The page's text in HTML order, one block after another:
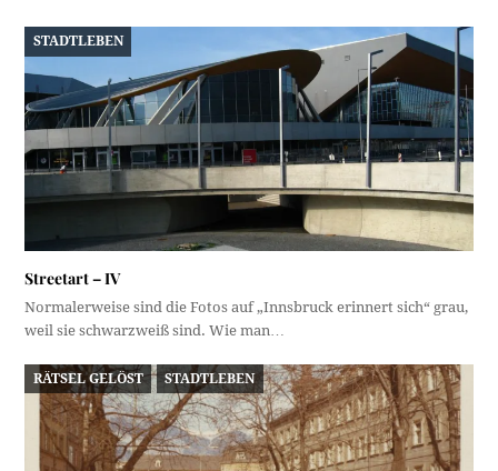
STADTLEBEN
Streetart – IV
Normalerweise sind die Fotos auf „Innsbruck erinnert sich“ grau,
weil sie schwarzweiß sind. Wie man…
RÄTSEL GELÖST STADTLEBEN